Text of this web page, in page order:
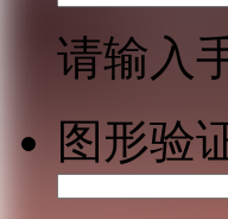
请输入
图形验